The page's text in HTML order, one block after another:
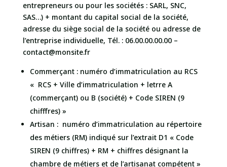
entrepreneurs ou pour les sociétés : SARL, SNC,
SAS…) + montant du capital social de la société,
adresse du siège social de la société ou adresse de
l’entreprise individuelle, Tél. : 06.00.00.00.00 –
contact@monsite.fr
Commerçant : numéro d’immatriculation au RCS
« RCS + Ville d’immatriculation + letrre A
(commerçant) ou B (société) + Code SIREN (9
chifffres) »
Artisan : numéro d’immatriculation au répertoire
des métiers (RM) indiqué sur l’extrait D1 « Code
SIREN (9 chiffres) + RM + chiffres désignant la
chambre de métiers et de l’artisanat compétent »